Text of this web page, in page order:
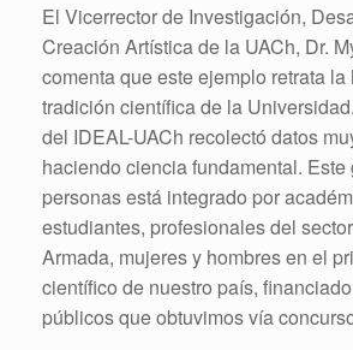
El Vicerrector de Investigación,
Creación Artística de la UACh, Dr.
comenta que este ejemplo retrata la
tradición científica de la
del IDEAL-UACh recolectó datos
haciendo ciencia fundamental. Este
personas está integrado por
estudiantes, profesionales del
Armada, mujeres y hombres en el
científico de nuestro país,
públicos que obtuvimos vía